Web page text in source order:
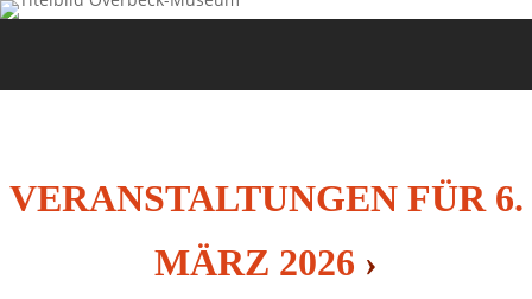
VERANSTALTUNGEN FÜR 6.
MÄRZ 2026 ›